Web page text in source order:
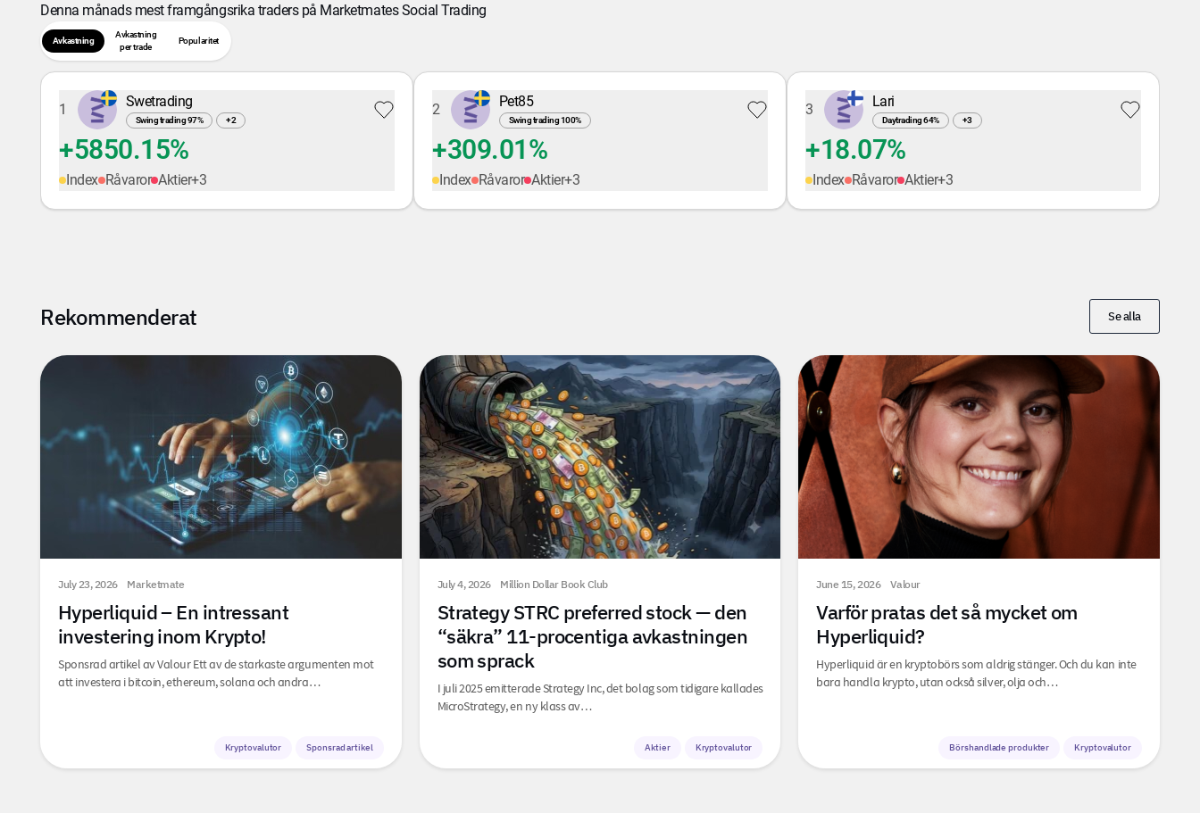
Denna månads mest framgångsrika traders på Marketmates Social Trading
Avkastning
Avkastning
per trade
Popularitet
1 Swetrading
Swing trading97% +2
+5850.15%
Index Råvaror Aktier+3
2 Pet85
Swing trading100%
+309.01%
Index Råvaror Aktier+3
3 Lari
Daytrading64% +3
+18.07%
Index Råvaror Aktier+3
Rekommenderat Se alla
July 23, 2026 Marketmate
Hyperliquid – En intressant
investering inom Krypto!
Sponsrad artikel av Valour Ett av de starkaste argumenten mot
att investera i bitcoin, ethereum, solana och andra…
Kryptovalutor Sponsrad artikel
July 4, 2026 Million Dollar Book Club
Strategy STRC preferred stock — den
“säkra” 11-procentiga avkastningen
som sprack
I juli 2025 emitterade Strategy Inc, det bolag som tidigare kallades
MicroStrategy, en ny klass av…
Aktier Kryptovalutor
June 15, 2026 Valour
Varför pratas det så mycket om
Hyperliquid?
Hyperliquid är en kryptobörs som aldrig stänger. Och du kan inte
bara handla krypto, utan också silver, olja och…
Börshandlade produkter Kryptovalutor